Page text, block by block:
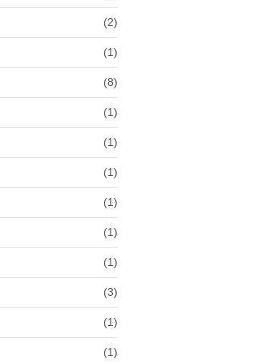
(2)
(1)
(8)
(1)
(1)
(1)
(1)
(1)
(1)
(3)
(1)
(1)